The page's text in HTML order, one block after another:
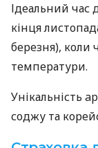
Ідеальний час
кінця
березня), коли
температури.
Унікальність
соджу та